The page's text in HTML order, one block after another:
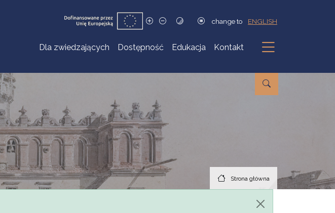
change to ENGLISH
Dla zwiedzających Dostępność Edukacja Kontakt
Podmenu
Strona główna